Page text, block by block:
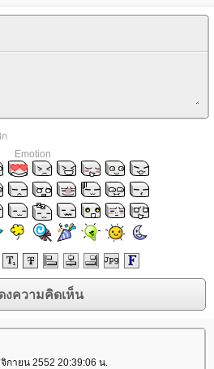
ก
Emotion
กายน 2552 20:39:06 น.